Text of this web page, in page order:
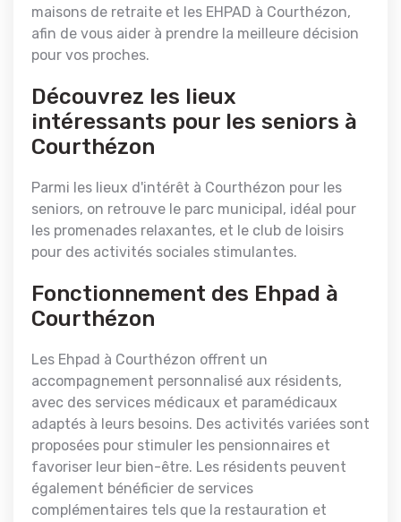
maisons de retraite et les EHPAD à Courthézon,
afin de vous aider à prendre la meilleure décision
pour vos proches.
Découvrez les lieux
intéressants pour les seniors à
Courthézon
Parmi les lieux d'intérêt à Courthézon pour les
seniors, on retrouve le parc municipal, idéal pour
les promenades relaxantes, et le club de loisirs
pour des activités sociales stimulantes.
Fonctionnement des Ehpad à
Courthézon
Les Ehpad à Courthézon offrent un
accompagnement personnalisé aux résidents,
avec des services médicaux et paramédicaux
adaptés à leurs besoins. Des activités variées sont
proposées pour stimuler les pensionnaires et
favoriser leur bien-être. Les résidents peuvent
également bénéficier de services
complémentaires tels que la restauration et